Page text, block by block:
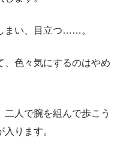
まい、目立つ……。
、色々気にするのはやめ
人で腕を組んで歩こう
ります。